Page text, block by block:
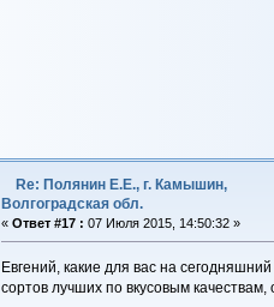
Re: Полянин Е.Е., г. Камышин,
Волгоградская обл.
« Ответ #17 : 07 Июля 2015, 14:50:32 »
Евгений, какие для вас на
сортов лучших по вкусовым